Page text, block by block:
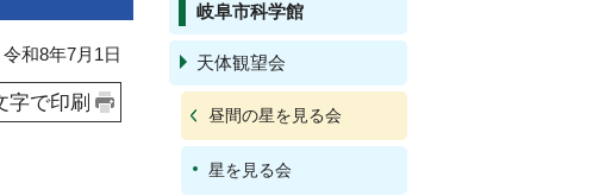
和8年7月1日
字で印刷
岐阜市科学館
天体観望会
昼間の星を見る会
星を見る会